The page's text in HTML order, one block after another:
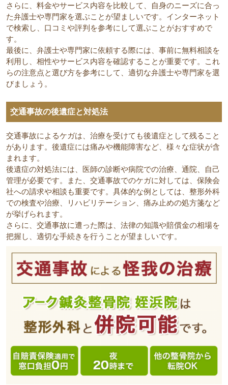
さらに、料金やサービス内容を比較して、自身のニーズに合っ
た弁護士や専門家を選ぶことが望ましいです。インターネット
で検索し、口コミや評判を参考にして選ぶことがおすすめで
す。
最後に、弁護士や専門家に依頼する際には、事前に無料相談を
利用し、相性やサービス内容を確認することが重要です。これ
らの注意点と選び方を参考にして、適切な弁護士や専門家を選
びましょう。
交通事故の後遺症と対処法
交通事故によるケガは、治療を受けても後遺症として残ること
があります。後遺症には痛みや機能障害など、様々な症状が含
まれます。
後遺症の対処法には、医師の診断や病院での治療、通院、自己
管理が必要です。また、交通事故でのケガに対しては、保険会
社への請求や相談も重要です。具体的な例としては、整形外科
での検査や治療、リハビリテーション、痛み止めの処方箋など
が挙げられます。
さらに、交通事故に遭った際は、法律の知識や賠償金の相場を
把握し、適切な手続きを行うことが望ましいです。